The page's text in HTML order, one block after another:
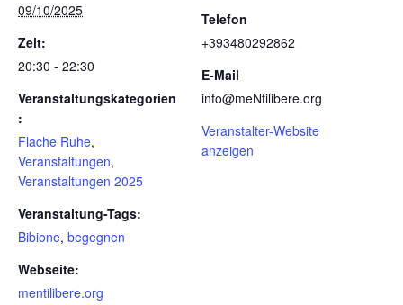
09/10/2025
Zeit:
20:30 - 22:30
Veranstaltungskategorien
:
Flache Ruhe,
Veranstaltungen,
Veranstaltungen 2025
Veranstaltung-Tags:
Bibione, begegnen
Webseite:
mentilibere.org
Telefon
+393480292862
E-Mail
info@meNtilibere.org
Veranstalter-Website
anzeigen